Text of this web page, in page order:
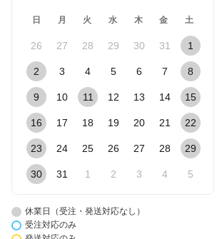
日 月 火 水 木 金 土
26 27 28 29 30 31 1
2 3 4 5 6 7 8
9 10 11 12 13 14 15
16 17 18 19 20 21 22
23 24 25 26 27 28 29
30 31 1 2 3 4 5
休業日（受注・発送対応なし）
受注対応のみ